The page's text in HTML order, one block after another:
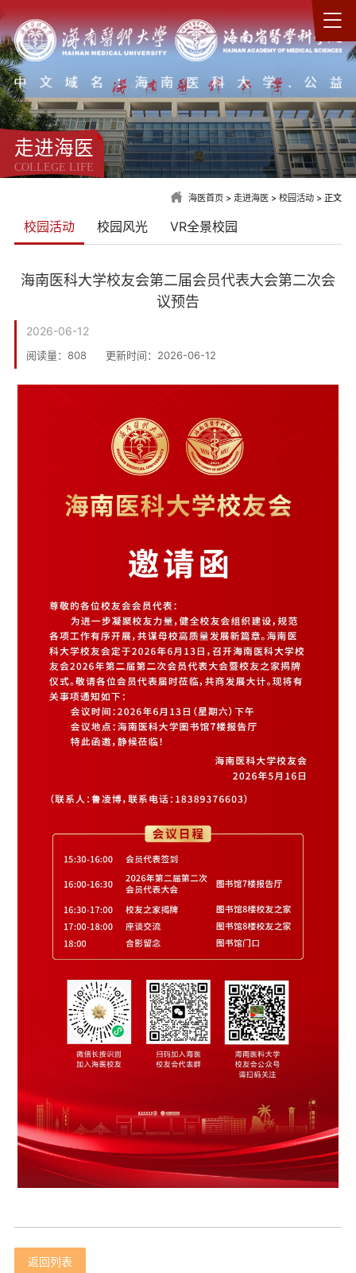
走进海医
COLLEGE LIFE
海医首页 >走进海医 >校园活动 > 正文
校园活动 校园风光 VR全景校园
海南医科大学校友会第二届会员代表大会第二次会
议预告
2026-06-12
阅读量： 808 更新时间：2026-06-12
返回列表